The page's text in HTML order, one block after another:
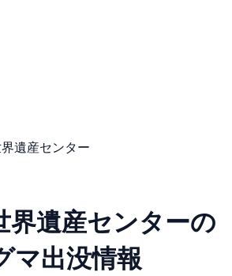
遺産センター
界遺産センターの
マ出没情報